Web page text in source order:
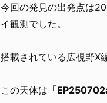
今回の発見の出発点は
イ観測でした。
搭載されている広視野X
この天体は 「